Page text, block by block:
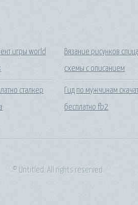
игры world
сталкер
Вязание рисунков
схемы с описанием
Гид по мужчинам
бесплатно fb2
© Untitled. All rights reserved.